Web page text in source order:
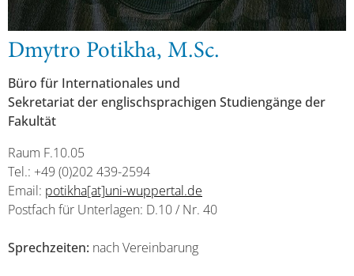
Dmytro Potikha, M.Sc.
Büro für Internationales und
Sekretariat der englischsprachigen Studiengänge der
Fakultät
Raum F.10.05
Tel.: +49 (0)202 439-2594
Email: potikha[at]uni-wuppertal.de
Postfach für Unterlagen: D.10 / Nr. 40
Sprechzeiten: nach Vereinbarung